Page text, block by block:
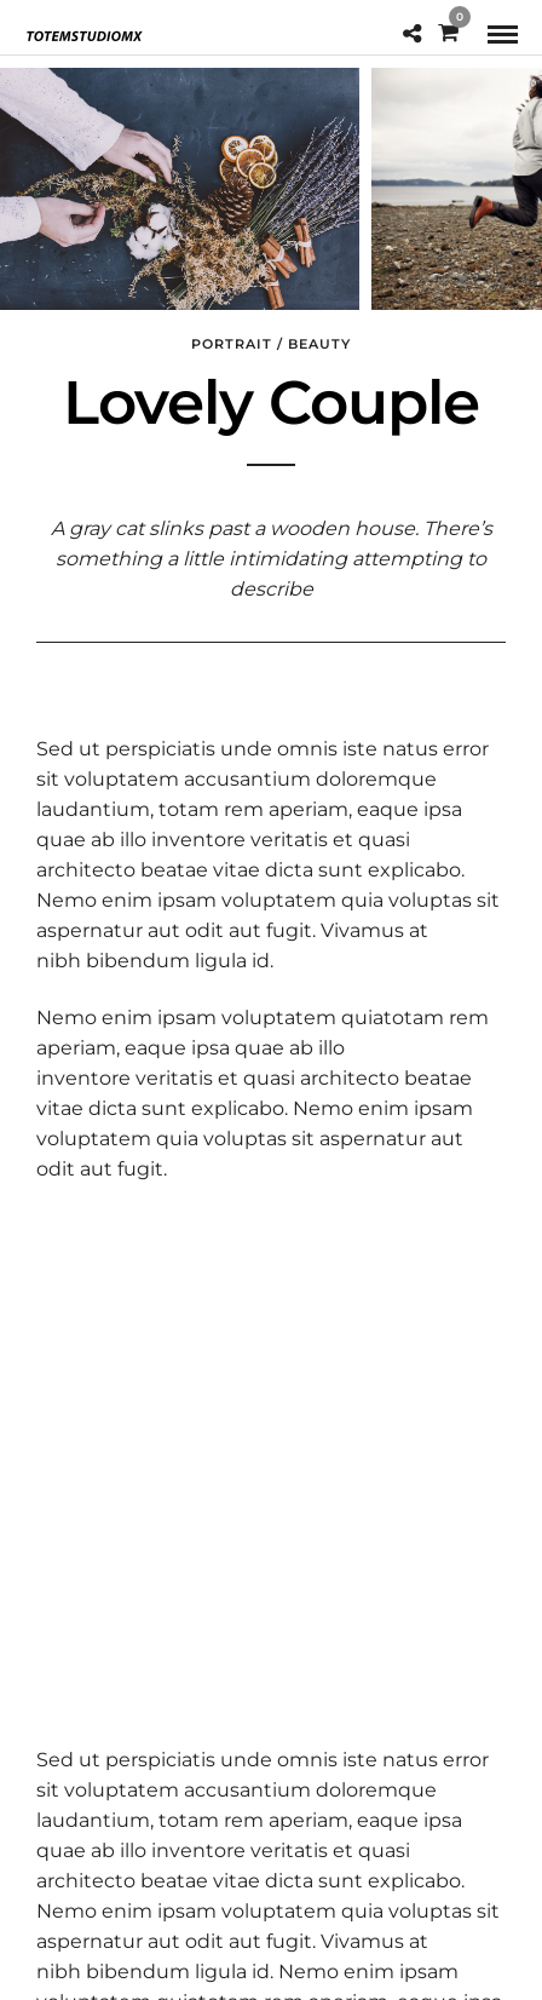
0
PORTRAIT / BEAUTY
Lovely Couple
A gray cat slinks past a wooden house. There’s
something a little intimidating attempting to
describe
Sed ut perspiciatis unde omnis iste natus error
sit voluptatem accusantium doloremque
laudantium, totam rem aperiam, eaque ipsa
quae ab illo inventore veritatis et quasi
architecto beatae vitae dicta sunt explicabo.
Nemo enim ipsam voluptatem quia voluptas sit
aspernatur aut odit aut fugit. Vivamus at
nibh bibendum ligula id.
Nemo enim ipsam voluptatem quiatotam rem
aperiam, eaque ipsa quae ab illo
inventore veritatis et quasi architecto beatae
vitae dicta sunt explicabo. Nemo enim ipsam
voluptatem quia voluptas sit aspernatur aut
odit aut fugit.
Sed ut perspiciatis unde omnis iste natus error
sit voluptatem accusantium doloremque
laudantium, totam rem aperiam, eaque ipsa
quae ab illo inventore veritatis et quasi
architecto beatae vitae dicta sunt explicabo.
Nemo enim ipsam voluptatem quia voluptas sit
aspernatur aut odit aut fugit. Vivamus at
nibh bibendum ligula id. Nemo enim ipsam